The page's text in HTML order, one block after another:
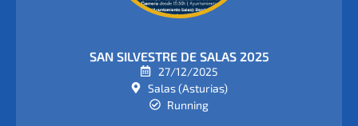
SAN SILVESTRE DE SALAS 2025
27/12/2025
Salas (Asturias)
Running